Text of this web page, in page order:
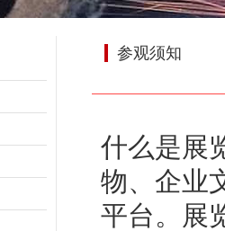
参观须知
什么是展
物、企业
平台。展